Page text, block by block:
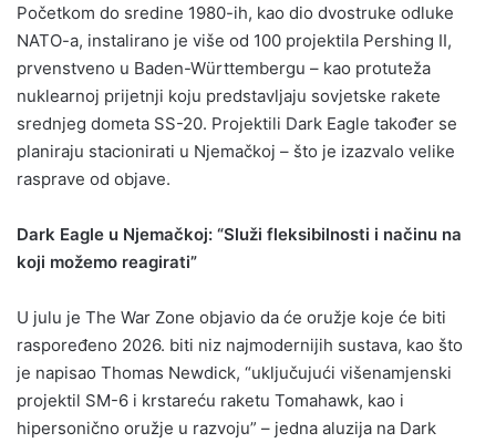
Početkom do sredine 1980-ih, kao dio dvostruke odluke
NATO-a, instalirano je više od 100 projektila Pershing II,
prvenstveno u Baden-Württembergu – kao protuteža
nuklearnoj prijetnji koju predstavljaju sovjetske rakete
srednjeg dometa SS-20. Projektili Dark Eagle također se
planiraju stacionirati u Njemačkoj – što je izazvalo velike
rasprave od objave.
Dark Eagle u Njemačkoj: “Služi fleksibilnosti i načinu na
koji možemo reagirati”
U julu je The War Zone objavio da će oružje koje će biti
raspoređeno 2026. biti niz najmodernijih sustava, kao što
je napisao Thomas Newdick, “uključujući višenamjenski
projektil SM-6 i krstareću raketu Tomahawk, kao i
hipersonično oružje u razvoju” – jedna aluzija na Dark